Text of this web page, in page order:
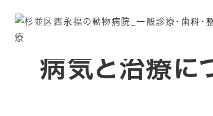
病気と治療に